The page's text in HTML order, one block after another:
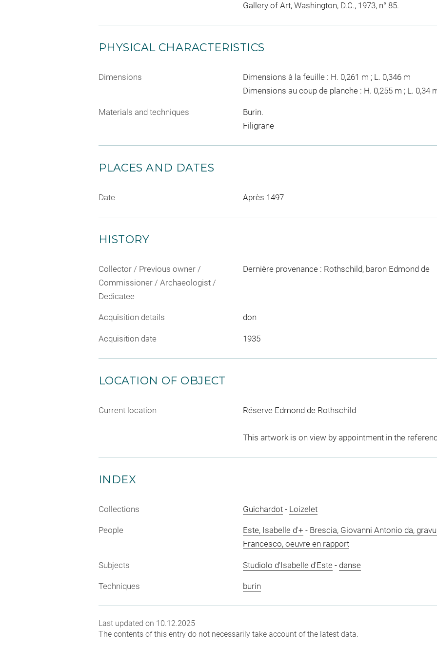
Gallery of Art, Washington, D.C., 1973, n° 85.
PHYSICAL CHARACTERISTICS
Dimensions
Dimensions à la feuille : H. 0,261 m ; L. 0,346 m
Dimensions au coup de planche : H. 0,255 m ; L. 0,34
Materials and techniques
Burin.
Filigrane
PLACES AND DATES
Date Après 1497
HISTORY
Collector / Previous owner /
Commissioner / Archaeologist /
Dedicatee
Dernière provenance : Rothschild, baron Edmond de
Acquisition details don
Acquisition date 1935
LOCATION OF OBJECT
Current location Réserve Edmond de Rothschild
This artwork is on view by appointment in the
INDEX
Collections Guichardot- Loizelet
People Este, Isabelle d'+ - Brescia, Giovanni Antonio da,
Francesco, oeuvre en rapport
Subjects Studiolo d'Isabelle d'Este- danse
Techniques burin
Last updated on 10.12.2025
The contents of this entry do not necessarily take account of the latest data.